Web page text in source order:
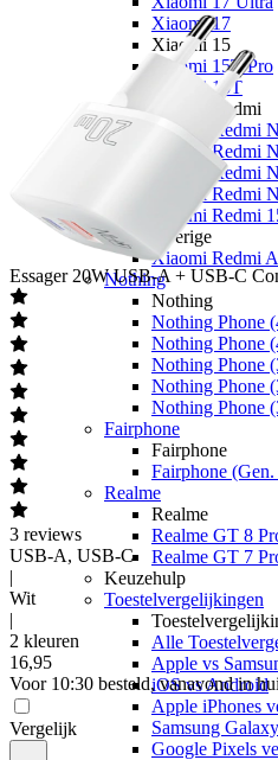
Xiaomi 17
Xiaomi 15
Xiaomi 15T Pro
Xiaomi 15T
Xiaomi Redmi
Xiaomi Redmi
Xiaomi Redmi
Xiaomi Redmi
Xiaomi Redmi
Xiaomi Redmi
Overige
Xiaomi Redmi
Nothing
Nothing
Nothing Phone
Nothing Phone
Nothing Phone
Nothing Phone
Nothing Phone
Fairphone
Fairphone
Fairphone
Realme
Realme
Realme GT 8
Realme GT 7
Keuzehulp
Toestelvergelijkingen
Alle
Apple vs
iOS vs Android
Apple iPhones
Samsung
Google Pixels
Essager 20W USB-A + USB-C
3 reviews
USB-A, USB-C
|
Wit
|
2 kleuren
16,95
Voor 10:30 besteld, vanavond in
Vergelijk